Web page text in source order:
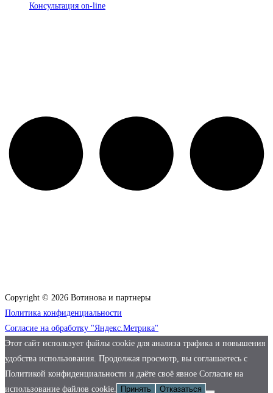
Консультация on-line
Copyright © 2026 Вотинова и партнеры
Политика конфиденциальности
Согласие на обработку "Яндекс.Метрика"
Этот сайт использует файлы cookie для анализа трафика и повышения
удобства использования. Продолжая просмотр, вы соглашаетесь с
Политикой конфиденциальности и даёте своё явное Согласие на
использование файлов cookie.
Принять Отказаться